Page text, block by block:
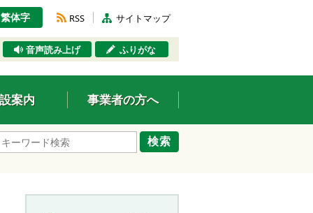
繁体字 RSS サイトマップ
音声読み上げ ふりがな
案内 事業者の方へ
検索